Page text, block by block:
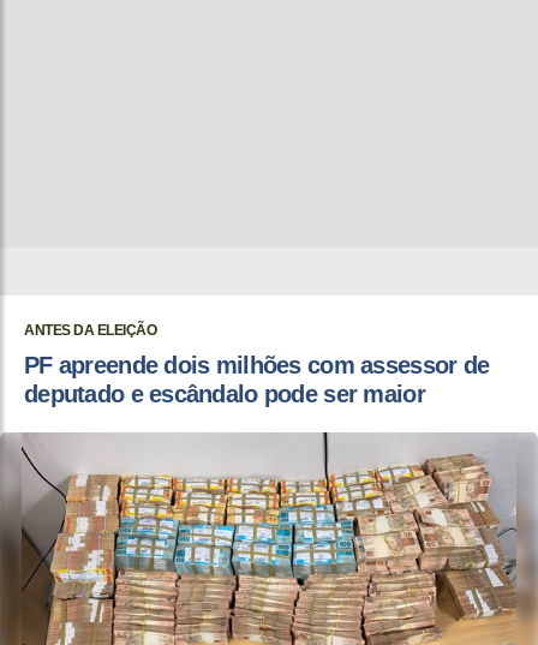
ANTES DA ELEIÇÃO
PF apreende dois milhões com assessor de
deputado e escândalo pode ser maior